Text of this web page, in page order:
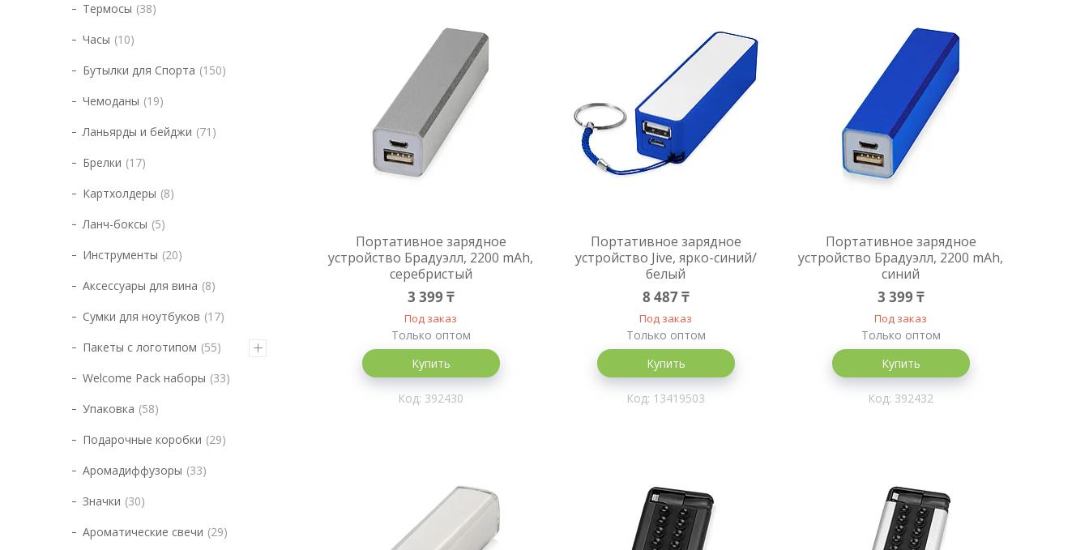
Портативное зарядное
устройство Брадуэлл, 2200 mAh,
серебристый
3 399 ₸
Под заказ
Только оптом
Купить
392430
Портативное зарядное
устройство Jive, ярко-синий/
белый
8 487 ₸
Под заказ
Только оптом
Купить
13419503
Портативное зарядное
устройство Брадуэлл, 2200 mAh,
синий
3 399 ₸
Под заказ
Только оптом
Купить
392432
Термосы 38
Часы 10
Бутылки для Спорта 150
Чемоданы 19
Ланьярды и бейджи 71
Брелки 17
Картхолдеры 8
Ланч-боксы 5
Инструменты 20
Аксессуары для вина 8
Сумки для ноутбуков 17
Пакеты с логотипом 55
Welcome Pack наборы 33
Упаковка 58
Подарочные коробки 29
Аромадиффузоры 33
Значки 30
Ароматические свечи 29